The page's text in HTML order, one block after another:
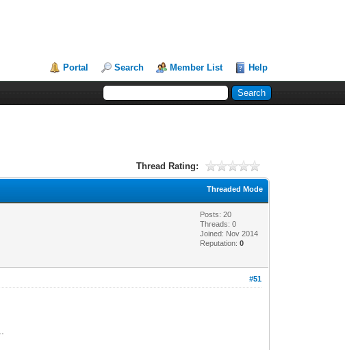
Portal Search Member List Help
Thread Rating:
Threaded Mode
Posts: 20
Threads: 0
Joined: Nov 2014
Reputation:0
#51